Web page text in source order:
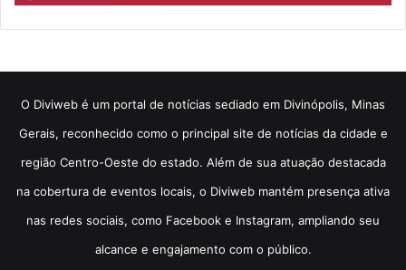
​O Diviweb é um portal de notícias sediado em Divinópolis, Minas
Gerais, reconhecido como o principal site de notícias da cidade e
região Centro-Oeste do estado. Além de sua atuação destacada
na cobertura de eventos locais, o Diviweb mantém presença ativa
nas redes sociais, como Facebook e Instagram, ampliando seu
alcance e engajamento com o público.